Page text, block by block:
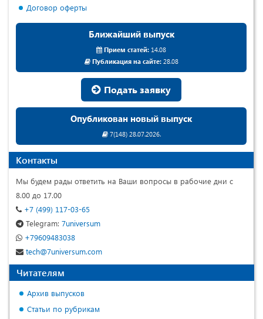
Договор оферты
Ближайший выпуск
Прием статей: 14.08
Публикация на сайте:28.08
Подать заявку
Опубликован новый выпуск
7(148) 28.07.2026.
Контакты
Мы будем рады ответить на Ваши вопросы в рабочие дни с
8.00 до 17.00
+7 (499) 117-03-65
Telegram: 7universum
+79609483038
tech@7universum.com
Читателям
Архив выпусков
Статьи по рубрикам